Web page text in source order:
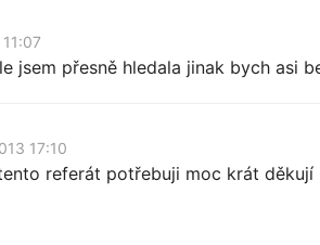
jsem přesně hledala jinak bych asi
17:10
referát potřebuji moc krát děkují